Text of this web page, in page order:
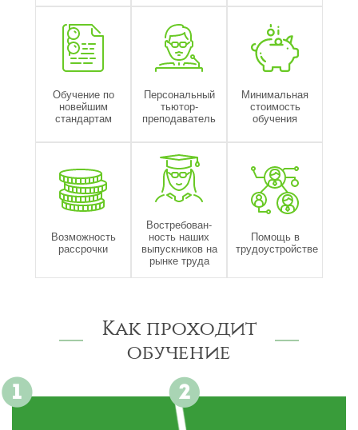
Обучение по
новейшим
стандартам
Персональный
тьютор-
преподаватель
Минимальная
стоимость
обучения
Возможность
рассрочки
Востребован-
ность наших
выпускников на
рынке труда
Помощь в
трудоустройстве
Как проходит
обучение